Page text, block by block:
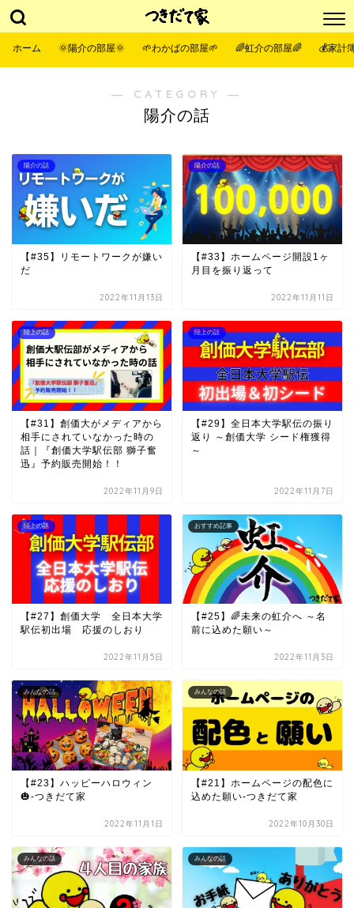
ホーム 🌞陽介の部屋🌞 🌱わかばの部屋🌱 🌈虹介の部屋🌈 💰家計
― CATEGORY ―
陽介の話
陽介の話
【#35】リモートワークが嫌い
だ
2022年11月13日
陽介の話
【#33】ホームページ開設1ヶ
月目を振り返って
2022年11月11日
陸上の話
【#31】創価大がメディアから
相手にされていなかった時の
話｜『創価大学駅伝部 獅子奮
迅』予約販売開始！！
2022年11月9日
陸上の話
【#29】全日本大学駅伝の振り
返り ～創価大学 シード権獲得
～
2022年11月7日
陸上の話
【#27】創価大学 全日本大学
駅伝初出場 応援のしおり
2022年11月5日
おすすめ記事
【#25】🌈未来の虹介へ ～名
前に込めた願い～
2022年11月3日
みんなの話
【#23】ハッピーハロウィン
🎃-つきだて家
2022年11月1日
みんなの話
【#21】ホームページの配色に
込めた願い-つきだて家
2022年10月30日
みんなの話 みんなの話